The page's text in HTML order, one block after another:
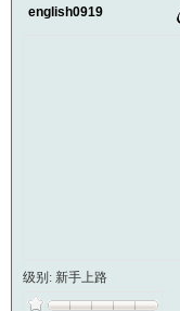
english0919
级别: 新手上路